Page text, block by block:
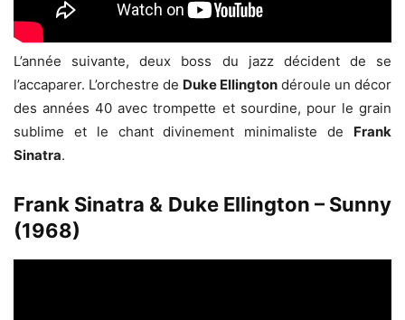
L’année suivante, deux boss du jazz décident de se
l’accaparer. L’orchestre de Duke Ellington déroule un décor
des années 40 avec trompette et sourdine, pour le grain
sublime et le chant divinement minimaliste de Frank
Sinatra.
Frank Sinatra & Duke Ellington – Sunny
(1968)